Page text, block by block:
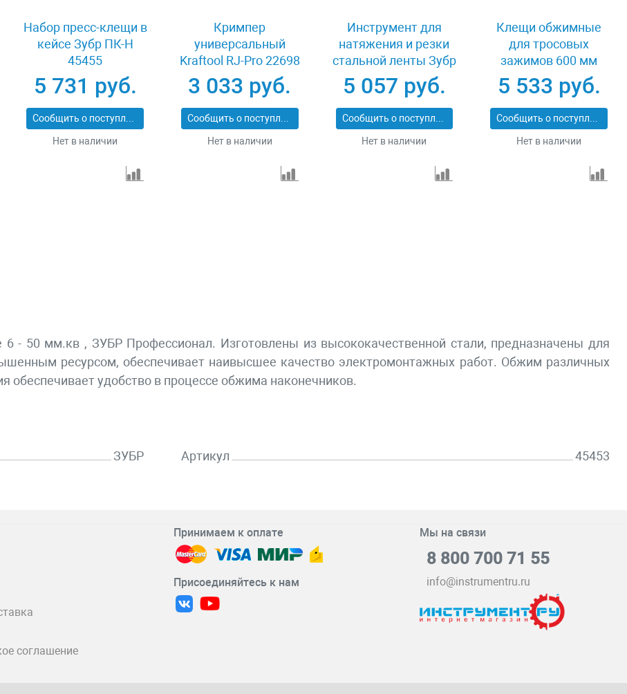
Набор пресс-клещи в
кейсе Зубр ПК-Н
45455
5 731 руб.
Сообщить о поступлении
Нет в наличии
Кримпер
универсальный
Kraftool RJ-Pro 22698
3 033 руб.
Сообщить о поступлении
Нет в наличии
Инструмент для
натяжения и резки
стальной ленты Зубр
ИНВ-20 22627
5 057 руб.
Сообщить о поступлении
Нет в наличии
Клещи обжимные
для тросовых
зажимов 600 мм
Зубр КОТ-60 23348-
60
5 533 руб.
Сообщить о поступлении
Нет в наличии
6 - 50 мм.кв , ЗУБР Профессионал. Изготовлены из высококачественной стали, предназначены для
ресурсом, обеспечивает наивысшее качество электромонтажных работ. Обжим различных
обеспечивает удобство в процессе обжима наконечников.
ЗУБР Артикул 45453
соглашение
Принимаем к оплате
Присоединяйтесь к нам
Мы на связи
8 800 700 71 55
info@instrumentru.ru